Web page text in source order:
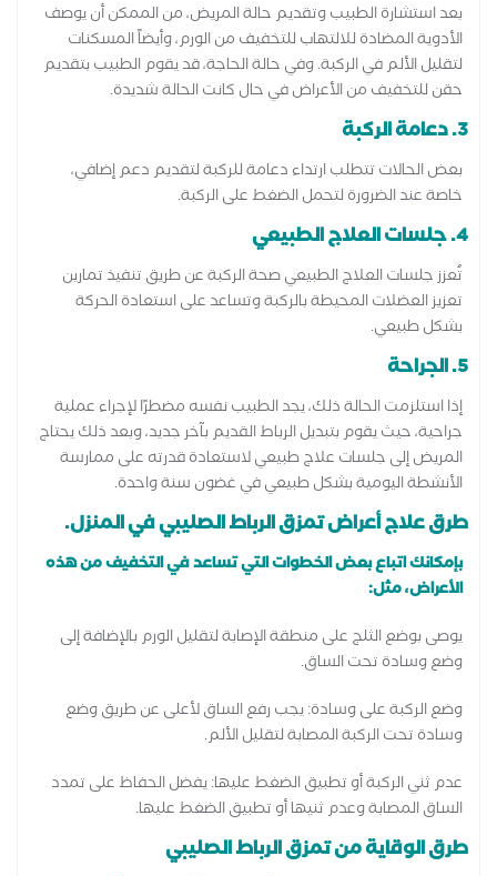
بعد استشارة الطبيب وتقديم حالة المريض، من الممكن أن يوصف
الأدوية المضادة للالتهاب للتخفيف من الورم، وأيضاً المسكنات
لتقليل الألم في الركبة. وفي حالة الحاجة، قد يقوم الطبيب بتقديم
حقن للتخفيف من الأعراض في حال كانت الحالة شديدة.
3. دعامة الركبة
بعض الحالات تتطلب ارتداء دعامة للركبة لتقديم دعم إضافي،
خاصة عند الضرورة لتحمل الضغط على الركبة.
4. جلسات العلاج الطبيعي
تُعزز جلسات العلاج الطبيعي صحة الركبة عن طريق تنفيذ تمارين
تعزيز العضلات المحيطة بالركبة وتساعد على استعادة الحركة
بشكل طبيعي.
5. الجراحة
إذا استلزمت الحالة ذلك، يجد الطبيب نفسه مضطرًا لإجراء عملية
جراحية، حيث يقوم بتبديل الرباط القديم بآخر جديد، وبعد ذلك يحتاج
المريض إلى جلسات علاج طبيعي لاستعادة قدرته على ممارسة
الأنشطة اليومية بشكل طبيعي في غضون سنة واحدة.
طرق علاج أعراض تمزق الرباط الصليبي في المنزل.
بإمكانك اتباع بعض الخطوات التي تساعد في التخفيف من هذه
الأعراض، مثل:
يوصى بوضع الثلج على منطقة الإصابة لتقليل الورم بالإضافة إلى
وضع وسادة تحت الساق.
وضع الركبة على وسادة: يجب رفع الساق لأعلى عن طريق وضع
وسادة تحت الركبة المصابة لتقليل الألم.
عدم ثني الركبة أو تطبيق الضغط عليها: يفضل الحفاظ على تمدد
الساق المصابة وعدم ثنيها أو تطبيق الضغط عليها.
طرق الوقاية من تمزق الرباط الصليبي